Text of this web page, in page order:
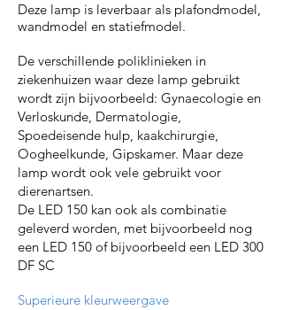
Deze lamp is leverbaar als plafondmodel,
wandmodel en statiefmodel.
De verschillende poliklinieken in
ziekenhuizen waar deze lamp gebruikt
wordt zijn bijvoorbeeld: Gynaecologie en
Verloskunde, Dermatologie,
Spoedeisende hulp, kaakchirurgie,
Oogheelkunde, Gipskamer. Maar deze
lamp wordt ook vele gebruikt voor
dierenartsen.
De LED 150 kan ook als combinatie
geleverd worden, met bijvoorbeeld nog
een LED 150 of bijvoorbeeld een LED 300
DF SC
Superieure kleurweergave